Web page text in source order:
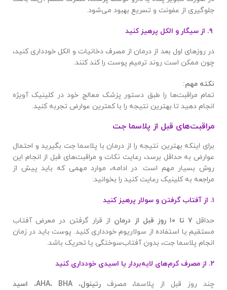
جلوگیری از عفونت و تسریع بهبود می‌شود.
در روزهای اول بعد از درمان از مصرف دخانیات و الکل خودداری کنید،
چون ممکن است روند ترمیم پوست را کند کنند.
نکته مهم:
تمام مراقبت‌ها را طبق دستور پزشک معالج خود در کلینیک آویژه
انجام دهید تا بهترین نتیجه را با کمترین عوارض تجربه کنید.
مراقبت‌های قبل از پلاسما جت
برای اینکه بهترین نتیجه را از درمان با پلاسما جت بگیرید و احتمال
عوارض به حداقل برسد، رعایت نکات و مراقبت‌های قبل از انجام این
روش بسیار مهم است. در ادامه، موارد مهمی که باید پیش از
مراجعه به کلینیک رعایت کنید را بخوانید:
۱. از آفتاب گرفتن و سولار پرهیز کنید
حداقل ۷ تا ۱۰روز قبل از درمان از قرار گرفتن در معرض آفتاب
مستقیم یا استفاده از سولاریوم خودداری کنید. پوست باید در زمان
انجام پلاسما جت، بدون آفتاب‌سوختگی یا تحریک باشد.
۲. از مصرف کرم‌های لایه‌بردار یا اسیدی خودداری کنید
چند روز قبل از پلاسما، مصرفرتینول، AHA، BHA
، اسید